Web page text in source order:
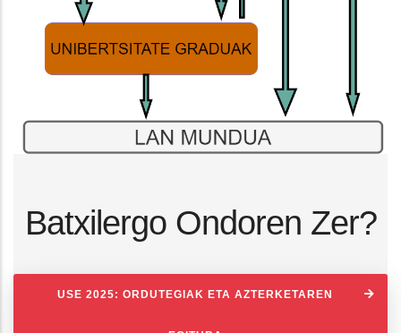
Batxilergo Ondoren Zer?
USE 2025: ORDUTEGIAK ETA AZTERKETAREN